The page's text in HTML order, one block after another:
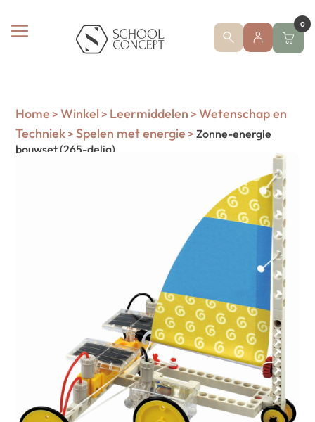
0
Home > Winkel > Leermiddelen > Wetenschap en
Techniek> Spelen met energie > Zonne-energie
bouwset (265-delig)